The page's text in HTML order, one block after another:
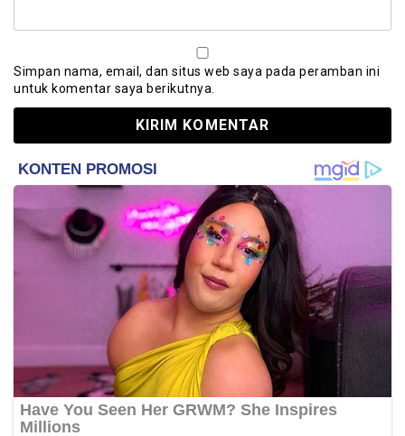
Simpan nama, email, dan situs web saya pada peramban ini
untuk komentar saya berikutnya.